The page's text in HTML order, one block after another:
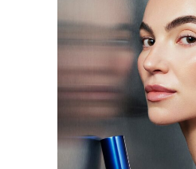
SKINCARE